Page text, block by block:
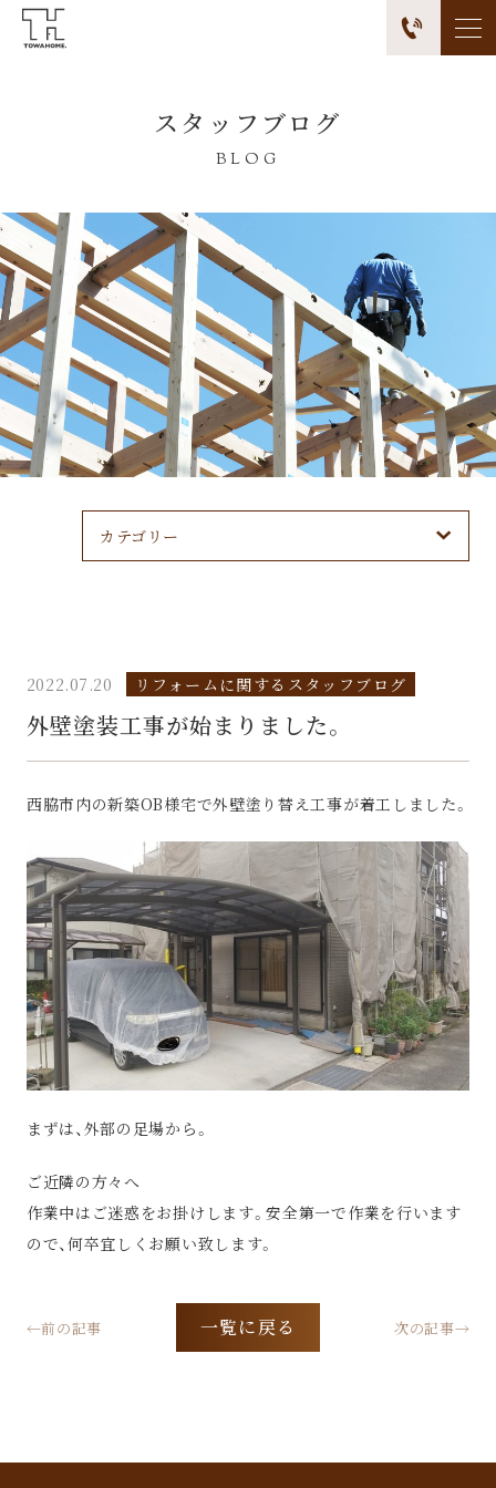
スタッフブログ
BLOG
カテゴリー
2022.07.20 リフォームに関するスタッフブログ
外壁塗装工事が始まりました。
西脇市内の新築OB様宅で外壁塗り替え工事が着工しました。
まずは、外部の足場から。
ご近隣の方々へ
作業中はご迷惑をお掛けします。安全第一で作業を行います
ので、何卒宜しくお願い致します。
一覧に戻る
←前の記事 次の記事→